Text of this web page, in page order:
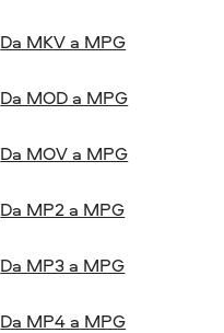
Da MKV a MPG
Da MOD a MPG
Da MOV a MPG
Da MP2 a MPG
Da MP3 a MPG
Da MP4 a MPG